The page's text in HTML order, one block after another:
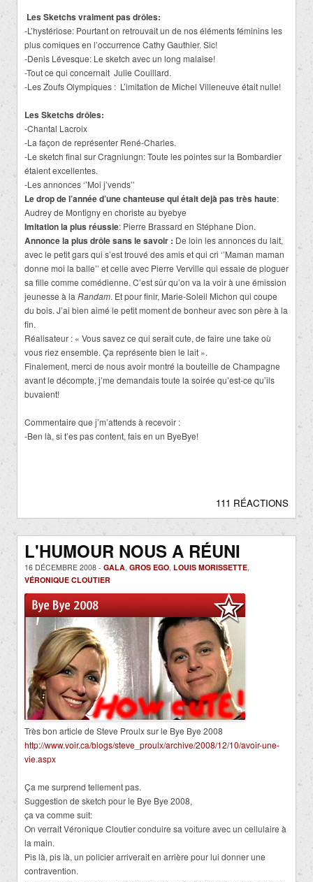
Les Sketchs vraiment pas drôles:
-L’hystériose: Pourtant on retrouvait un de nos éléments féminins les
plus comiques en l’occurrence Cathy Gauthier. Sic!
-Denis Lévesque: Le sketch avec un long malaise!
-Tout ce qui concernait Julie Couillard.
-Les Zoufs Olympiques : L’imitation de Michel Villeneuve était nulle!
Les Sketchs drôles:
-Chantal Lacroix
-La façon de représenter René-Charles.
-Le sketch final sur Cragniungn: Toute les pointes sur la Bombardier
étaient excellentes.
-Les annonces ‘’Moi j’vends’’
Le drop de l’année d’une chanteuse qui était dejà pas très haute:
Audrey de Montigny en choriste au byebye
Imitation la plus réussie: Pierre Brassard en Stéphane Dion.
Annonce la plus drôle sans le savoir : De loin les annonces du lait,
avec le petit gars qui s’est trouvé des amis et qui cri ‘’Maman maman
donne moi la balle’’ et celle avec Pierre Verville qui essaie de ploguer
sa fille comme comédienne. C’est sûr qu’on va la voir à une émission
jeunesse à la Randam. Et pour finir, Marie-Soleil Michon qui coupe
du bois. J’ai bien aimé le petit moment de bonheur avec son père à la
fin.
Réalisateur : « Vous savez ce qui serait cute, de faire une take où
vous riez ensemble. Ça représente bien le lait ».
Finalement, merci de nous avoir montré la bouteille de Champagne
avant le décompte, j’me demandais toute la soirée qu’est-ce qu’ils
buvaient!
Commentaire que j’m’attends à recevoir :
-Ben là, si t’es pas content, fais en un ByeBye!
111 RÉACTIONS
L'HUMOUR NOUS A RÉUNI
16 DÉCEMBRE 2008 - GALA, GROS EGO, LOUIS MORISSETTE,
VÉRONIQUE CLOUTIER
Très bon article de Steve Proulx sur le Bye Bye 2008
http://www.voir.ca/blogs/steve_proulx/archive/2008/12/10/avoir-une-
vie.aspx
Ça me surprend tellement pas.
Suggestion de sketch pour le Bye Bye 2008,
ça va comme suit:
On verrait Véronique Cloutier conduire sa voiture avec un cellulaire à
la main.
Pis là, pis là, un policier arriverait en arrière pour lui donner une
contravention.